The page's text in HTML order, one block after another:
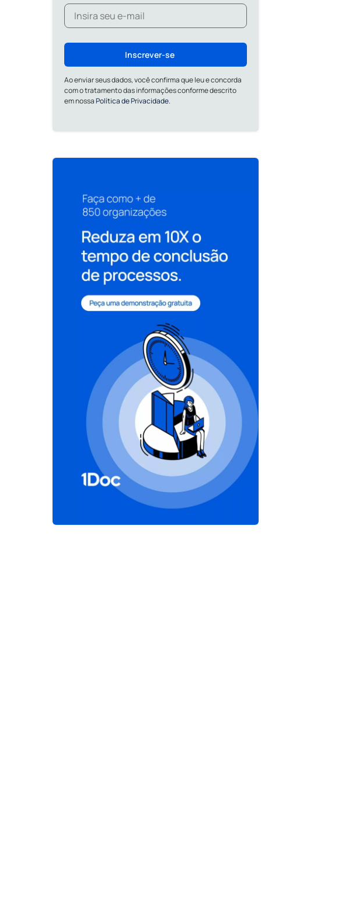
Inscrever-se
Ao enviar seus dados, você confirma que leu e concorda
com o tratamento das informações conforme descrito
em nossaPolítica de Privacidade.